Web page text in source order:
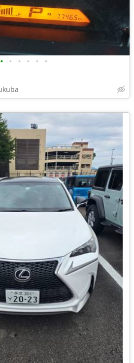
• • • • • •